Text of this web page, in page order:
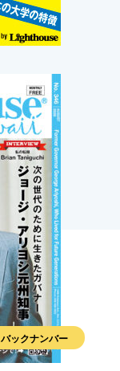
バックナンバー